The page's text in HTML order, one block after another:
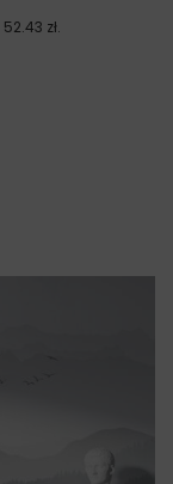
52.43 zł.